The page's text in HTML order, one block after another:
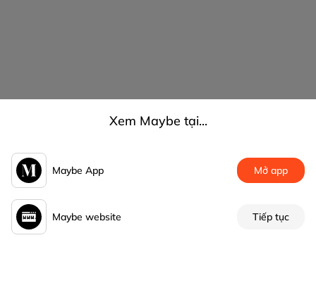
Xem Maybe tại...
Maybe App Mở app
Maybe website Tiếp tục